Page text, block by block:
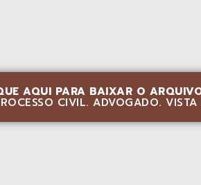
AQUI PARA BAIXAR O
CIVIL. ADVOGADO.